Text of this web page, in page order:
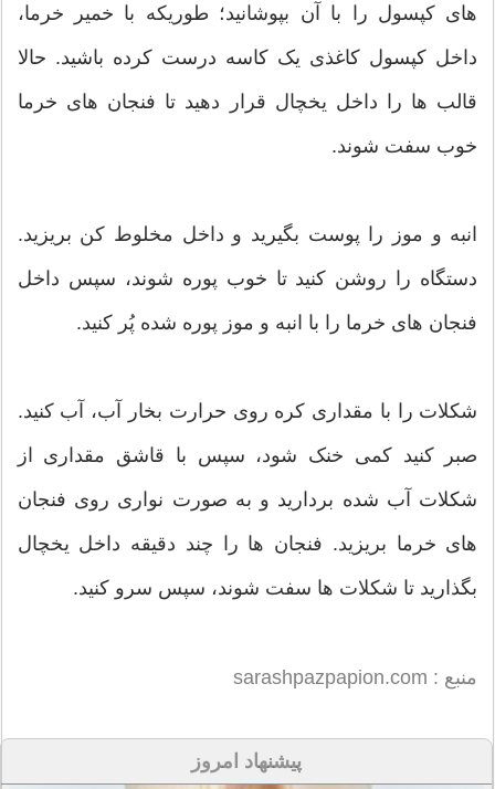
های کپسول را با آن بپوشانید؛ طوریکه با خمیر خرما،
داخل کپسول کاغذی یک کاسه درست کرده باشید. حالا
قالب ها را داخل یخچال قرار دهید تا فنجان های خرما
خوب سفت شوند.
انبه و موز را پوست بگیرید و داخل مخلوط کن بریزید.
دستگاه را روشن کنید تا خوب پوره شوند، سپس داخل
فنجان های خرما را با انبه و موز پوره شده پُر کنید.
شکلات را با مقداری کره روی حرارت بخار آب، آب کنید.
صبر کنید کمی خنک شود، سپس با قاشق مقداری از
شکلات آب شده بردارید و به صورت نواری روی فنجان
های خرما بریزید. فنجان ها را چند دقیقه داخل یخچال
بگذارید تا شکلات ها سفت شوند، سپس سرو کنید.
منبع : sarashpazpapion.com
پیشنهاد امروز